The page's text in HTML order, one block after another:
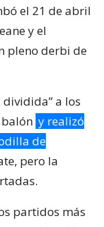
el 21 de abril
y el
pleno derbi de
a los
y realizó
de
pero la
partidos más